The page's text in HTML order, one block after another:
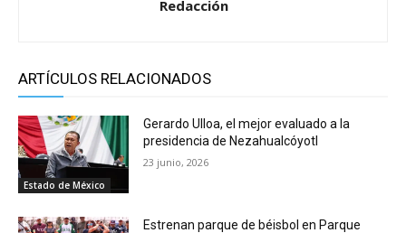
Redacción
ARTÍCULOS RELACIONADOS
Estado de México
Gerardo Ulloa, el mejor evaluado a la
presidencia de Nezahualcóyotl
23 junio, 2026
Estrenan parque de béisbol en Parque